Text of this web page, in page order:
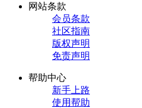
网站条款
会员条款
社区指南
版权声明
免责声明
帮助中心
新手上路
使用帮助